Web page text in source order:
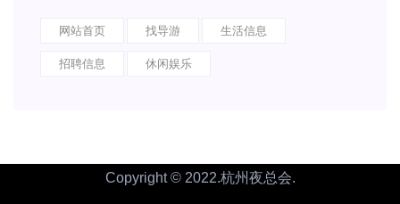
网站首页 找导游 生活信息
招聘信息 休闲娱乐
Copyright © 2022.杭州夜总会.